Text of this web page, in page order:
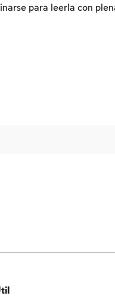
para leerla con